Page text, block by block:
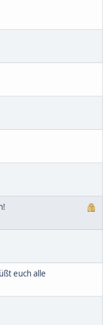
euch alle